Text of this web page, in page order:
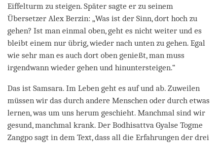
Eiffelturm zu steigen. Später sagte er zu seinem
Übersetzer Alex Berzin: „Was ist der Sinn, dort hoch zu
gehen? Ist man einmal oben, geht es nicht weiter und es
bleibt einem nur übrig, wieder nach unten zu gehen. Egal
wie sehr man es auch dort oben genießt, man muss
irgendwann wieder gehen und hinuntersteigen.“
Das ist Samsara. Im Leben geht es auf und ab. Zuweilen
müssen wir das durch andere Menschen oder durch etwas
lernen, was um uns herum geschieht. Manchmal sind wir
gesund, manchmal krank. Der Bodhisattva Gyalse Togme
Zangpo sagt in dem Text, dass all die Erfahrungen der drei